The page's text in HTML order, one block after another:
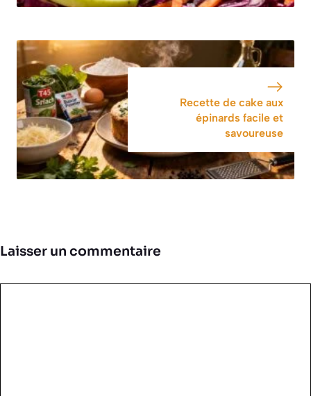
Recette de cake aux
épinards facile et
savoureuse
Laisser un commentaire